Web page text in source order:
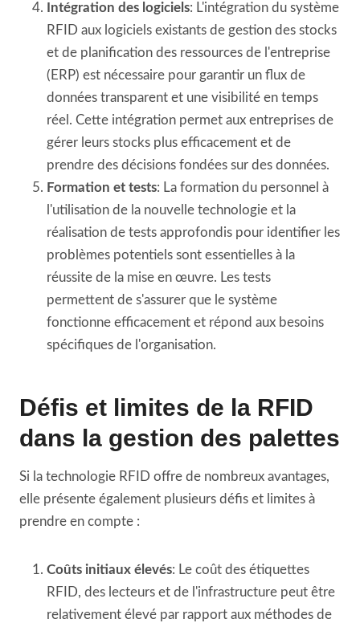
Intégration des logiciels: L'intégration du système
RFID aux logiciels existants de gestion des stocks
et de planification des ressources de l'entreprise
(ERP) est nécessaire pour garantir un flux de
données transparent et une visibilité en temps
réel. Cette intégration permet aux entreprises de
gérer leurs stocks plus efficacement et de
prendre des décisions fondées sur des données.
Formation et tests: La formation du personnel à
l'utilisation de la nouvelle technologie et la
réalisation de tests approfondis pour identifier les
problèmes potentiels sont essentielles à la
réussite de la mise en œuvre. Les tests
permettent de s'assurer que le système
fonctionne efficacement et répond aux besoins
spécifiques de l'organisation.
Défis et limites de la RFID
dans la gestion des palettes
Si la technologie RFID offre de nombreux avantages,
elle présente également plusieurs défis et limites à
prendre en compte :
Coûts initiaux élevés: Le coût des étiquettes
RFID, des lecteurs et de l'infrastructure peut être
relativement élevé par rapport aux méthodes de